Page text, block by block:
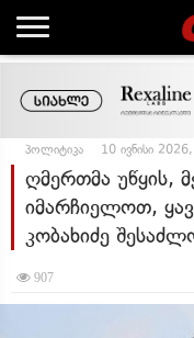
პოლიტიკა 10 ივნისი
ღმერთმა უწყის,
იმარჩიელოთ,
კობახიძე
907